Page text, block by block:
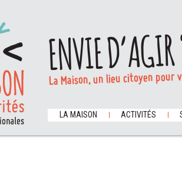
ENVIE
La Maison, un lieu citoyen
LA MAISON ACTIVITÉS